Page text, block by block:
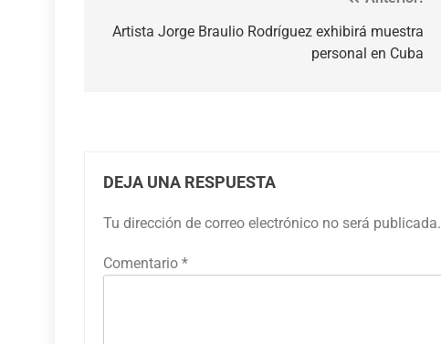
de
Artista Jorge Braulio Rodríguez exhibirá muestra
personal en Cuba
DEJA UNA RESPUESTA
Tu dirección de correo electrónico no será publicada.
Comentario *